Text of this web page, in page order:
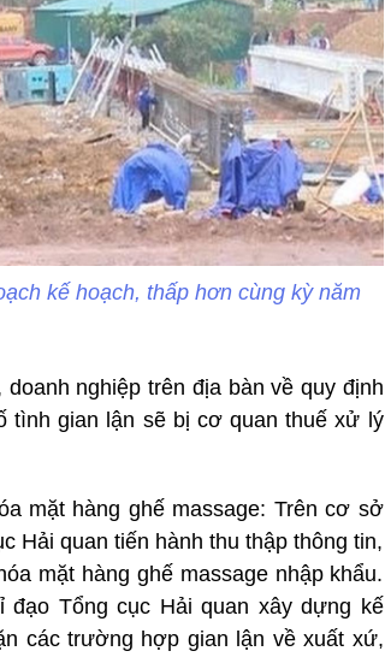
kế hoạch, thấp hơn cùng kỳ năm
nghiệp trên địa bàn về quy định
tình gian lận sẽ bị cơ quan thuế xử lý
mặt hàng ghế massage: Trên cơ sở
Hải quan tiến hành thu thập thông tin,
mặt hàng ghế massage nhập khẩu.
Tổng cục Hải quan xây dựng kế
các trường hợp gian lận về xuất xứ,